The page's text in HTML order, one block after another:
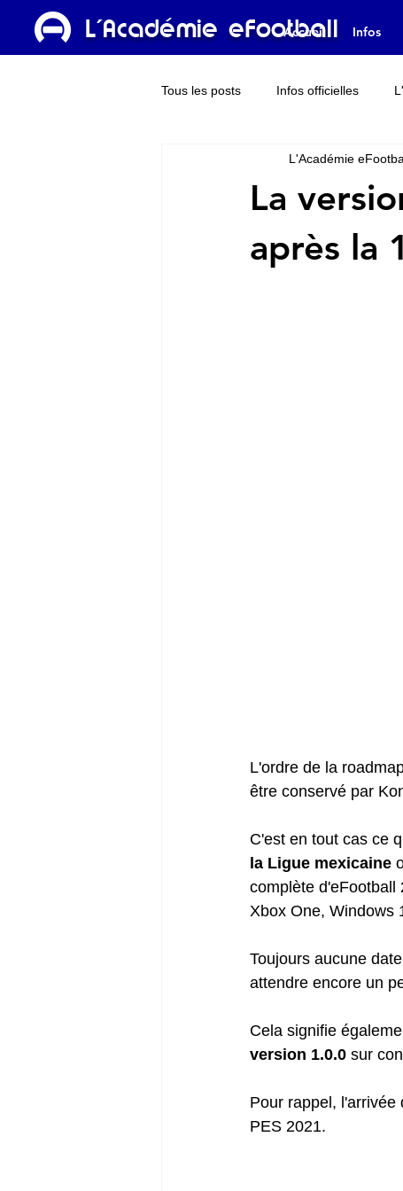
Accueil Infos
L'Académie eFootball
Tous les posts Infos officielles
L'Académie TV
La
après la
L'Académie
L'ordre de la
être conservé par
C'est en tout cas ce
la Ligue mexicaine
complète d'eFootball
Xbox One, Windows
Toujours aucune
attendre encore un
Cela signifie
version 1.0.0 sur
Pour rappel, l'arrivée
PES 2021.